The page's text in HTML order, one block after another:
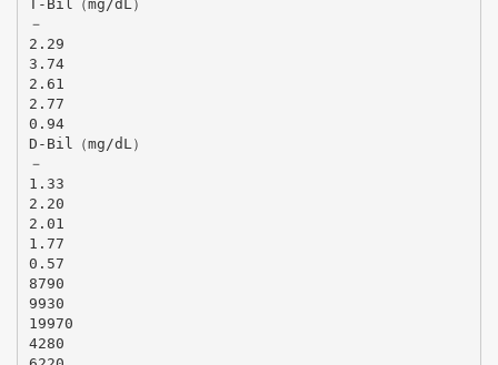
T-Bil（mg/dL）
－
2.29
3.74
2.61
2.77
0.94
D-Bil（mg/dL）
－
1.33
2.20
2.01
1.77
0.57
8790
9930
19970
4280